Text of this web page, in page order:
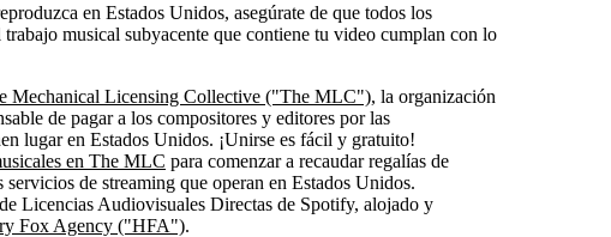
en Estados Unidos, asegúrate de que todos los
musical subyacente que contiene tu video cumplan con lo
Mechanical Licensing Collective ("The MLC"), la organización
de pagar a los compositores y editores por las
lugar en Estados Unidos. ¡Unirse es fácil y gratuito!
en The MLC para comenzar a recaudar regalías de
de streaming que operan en Estados Unidos.
Licencias Audiovisuales Directas de Spotify, alojado y
Fox Agency ("HFA").